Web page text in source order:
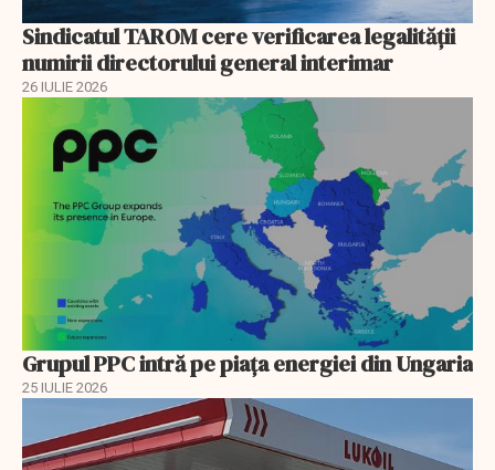
Sindicatul TAROM cere verificarea legalității
numirii directorului general interimar
26 IULIE 2026
Grupul PPC intră pe piața energiei din Ungaria
25 IULIE 2026